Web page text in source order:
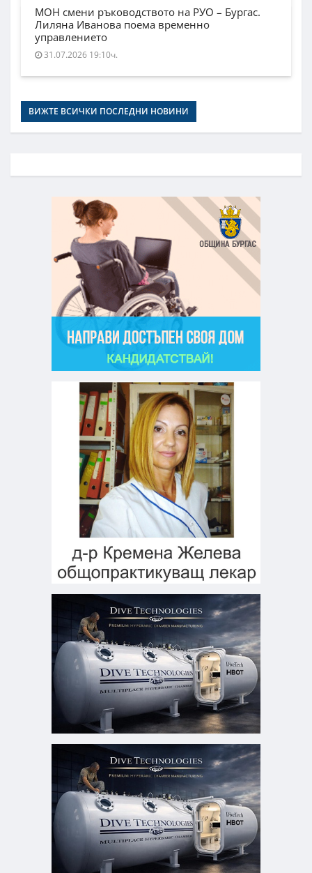
МОН смени ръководството на РУО – Бургас.
Лиляна Иванова поема временно
управлението
31.07.2026 19:10ч.
ВИЖТЕ ВСИЧКИ ПОСЛЕДНИ НОВИНИ